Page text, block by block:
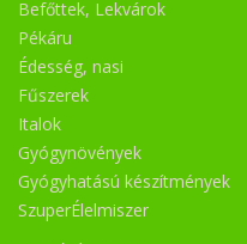
Befőttek, Lekvárok
Pékáru
Édesség, nasi
Fűszerek
Italok
Gyógynövények
Gyógyhatású készítmények
SzuperÉlelmiszer